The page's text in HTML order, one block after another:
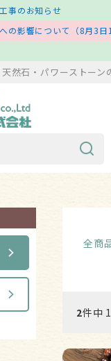
事のお知らせ
の影響について（8月3日
天然石・パワーストーン
全商
2件中